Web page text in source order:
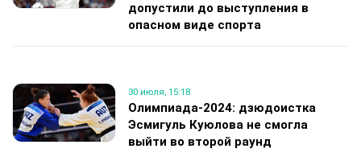
допустили до выступления в
опасном виде спорта
30 июля, 15:18
Олимпиада-2024: дзюдоистка
Эсмигуль Куюлова не смогла
выйти во второй раунд